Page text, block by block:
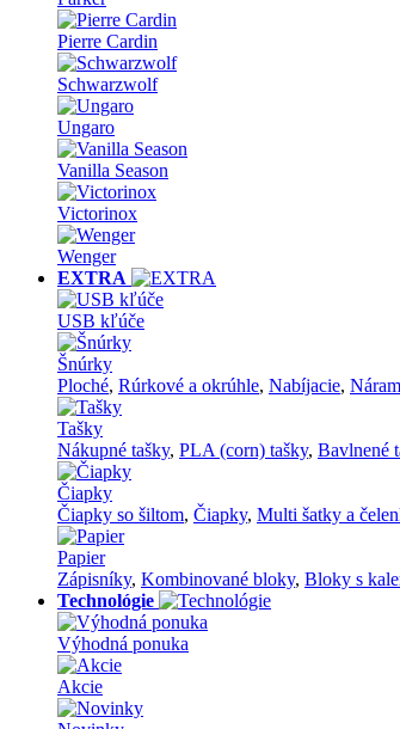
Pierre Cardin
Schwarzwolf
Ungaro
Vanilla Season
Victorinox
Wenger
EXTRA
USB kľúče
Šnúrky
Ploché, Rúrkové a okrúhle, Nabíjacie,
Tašky
Nákupné tašky, PLA (corn) tašky, Bavlnené
Čiapky
Čiapky so šiltom, Čiapky, Multi šatky a
Papier
Zápisníky, Kombinované bloky, Bloky s
Technológie
Výhodná ponuka
Akcie